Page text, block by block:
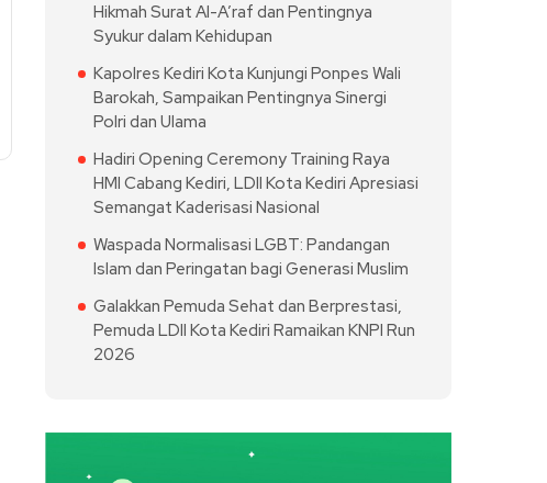
Hikmah Surat Al-A’raf dan Pentingnya
Syukur dalam Kehidupan
Kapolres Kediri Kota Kunjungi Ponpes Wali
Barokah, Sampaikan Pentingnya Sinergi
Polri dan Ulama
Hadiri Opening Ceremony Training Raya
HMI Cabang Kediri, LDII Kota Kediri Apresiasi
Semangat Kaderisasi Nasional
Waspada Normalisasi LGBT: Pandangan
Islam dan Peringatan bagi Generasi Muslim
Galakkan Pemuda Sehat dan Berprestasi,
Pemuda LDII Kota Kediri Ramaikan KNPI Run
2026